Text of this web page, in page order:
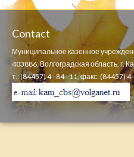
Contact
Муниципальное казенное
403886, Волгоградская область, г.
т.: (84457) 4 - 84 - 11, факс: (84457) 4